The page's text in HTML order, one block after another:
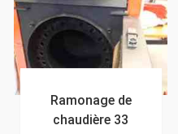
Ramonage de
chaudière 33